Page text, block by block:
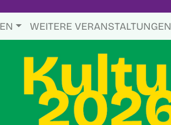
WEITERE VERANSTALTUNGEN